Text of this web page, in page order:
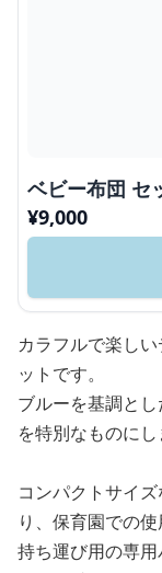
ベビー布団 セ
¥9,000
カラフルで楽し
ットです。
ブルーを基調と
を特別なものにし
コンパクトサイ
り、保育園での使
持ち運び用の専